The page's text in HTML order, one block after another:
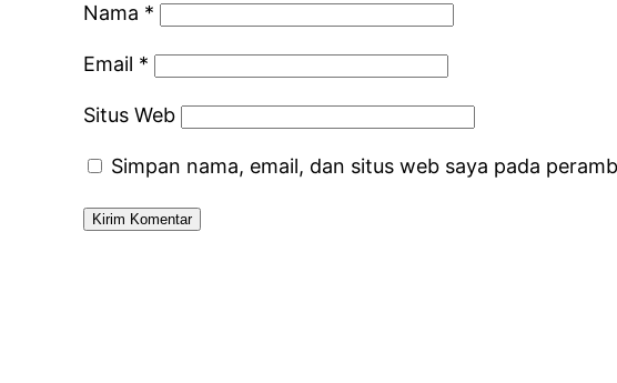
Nama *
Email *
Situs Web
Simpan nama, email, dan situs web saya pada